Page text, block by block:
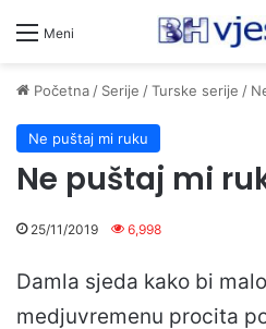
Meni
Početna/ Serije /Turske serije /
Ne puštaj mi ruku
Ne puštaj mi
25/11/2019 6,998
Damla sjeda kako bi
medjuvremenu procita